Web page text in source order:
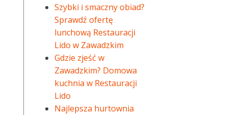
Szybki i smaczny obiad?
Sprawdź ofertę
lunchową Restauracji
Lido w Zawadzkim
Gdzie zjeść w
Zawadzkim? Domowa
kuchnia w Restauracji
Lido
Najlepsza hurtownia